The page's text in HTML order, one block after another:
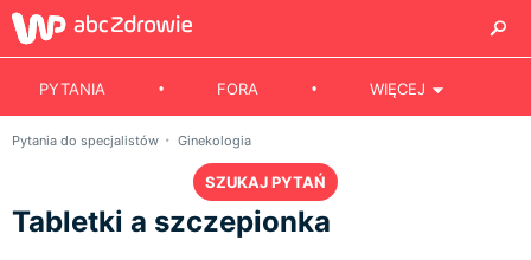
PYTANIA FORA WIĘCEJ
Pytania do specjalistów Ginekologia
SZUKAJ PYTAŃ
Tabletki a szczepionka